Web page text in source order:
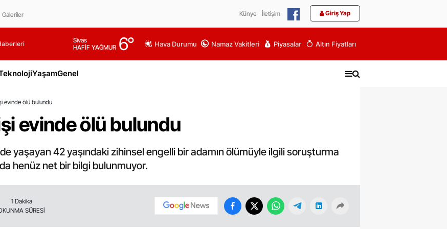
Galeriler Künye İletişim Giriş Yap
Sivas
HAFİF YAĞMUR 6° Hava Durumu Namaz Vakitleri Piyasalar Altın Fiyatları
YaşamGenel
evinde ölü bulundu
evinde ölü bulundu
yaşayan 42 yaşındaki zihinsel engelli bir adamın ölümüyle ilgili soruşturma
henüz net bir bilgi bulunmuyor.
1 Dakika
SÜRESİ